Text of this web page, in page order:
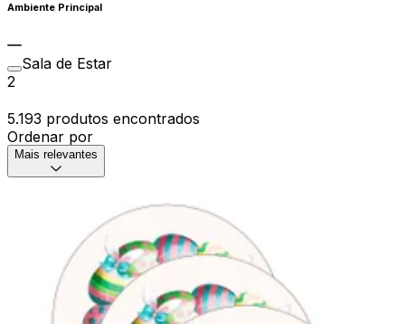
Ambiente Principal
Sala de Estar
2
5.193 produtos encontrados
Ordenar por
Mais relevantes